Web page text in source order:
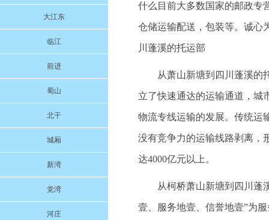
大江东
临江
前进
蜀山
北干
城厢
新湾
党湾
河庄
什么目前大多数国家的邮政专
仓储运输配送，包装等。诚心
川蓬溪的托运部
从萧山新塘到四川蓬溪的
立了快速通达的运输通道，城
物流专线运输的发展。传统运
没有竞争力的运输线路剥离，
达4000亿元以上。
从柯桥萧山新塘到四川蓬
壹、服务地壹、信誉地壹”为